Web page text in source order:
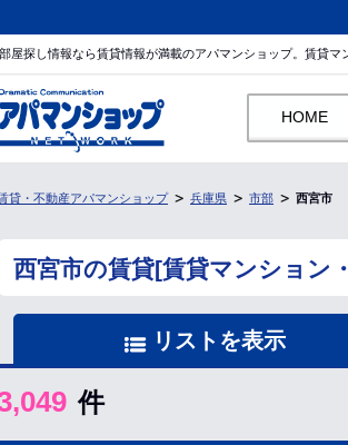
部屋探し情報なら賃貸情報が満載のアパマンショップ。賃貸マ
HOME
貸・不動産アパマンショップ 兵庫県 市部 西宮市
西宮市の賃貸[賃貸マンション
リストを表示
件